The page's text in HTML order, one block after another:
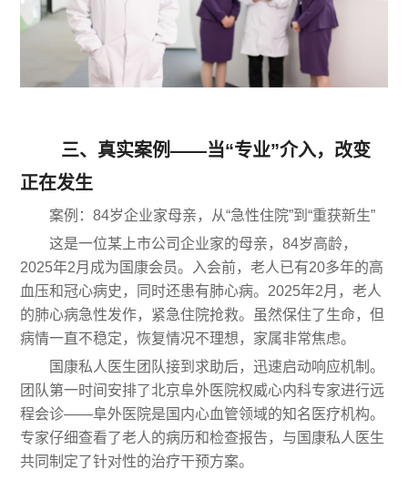
三、真实案例——当“专业”介入，改变
正在发生
案例：84岁企业家母亲，从“急性住院”到“重获新生”
这是一位某上市公司企业家的母亲，84岁高龄，
2025年2月成为国康会员。入会前，老人已有20多年的高
血压和冠心病史，同时还患有肺心病。2025年2月，老人
的肺心病急性发作，紧急住院抢救。虽然保住了生命，但
病情一直不稳定，恢复情况不理想，家属非常焦虑。
国康私人医生团队接到求助后，迅速启动响应机制。
团队第一时间安排了北京阜外医院权威心内科专家进行远
程会诊——阜外医院是国内心血管领域的知名医疗机构。
专家仔细查看了老人的病历和检查报告，与国康私人医生
共同制定了针对性的治疗干预方案。